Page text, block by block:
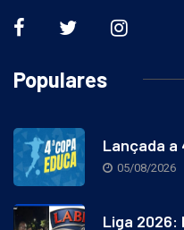
Populares
Lançada a
05/08/2026